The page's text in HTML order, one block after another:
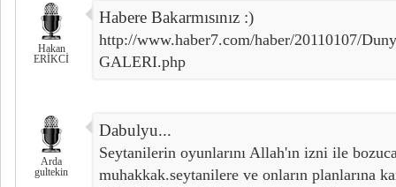
Hakan
ERİKCİ
Habere Bakarmısınız :)
http://www.haber7.com/haber/20110107/
GALERI.php
Arda
gultekin
Dabulyu...
Seytanilerin oyunlarını Allah'ın izni ile
muhakkak.seytanilere ve onların planlarına